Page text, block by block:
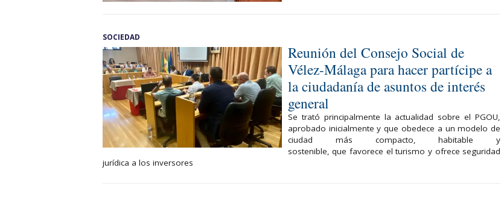
SOCIEDAD
Reunión del Consejo Social de
Vélez-Málaga para hacer partícipe a
la ciudadanía de asuntos de interés
general
Se trató principalmente la actualidad sobre el PGOU,
aprobado inicialmente y que obedece a un modelo de
ciudad más compacto, habitable y
sostenible, que favorece el turismo y ofrece seguridad
jurídica a los inversores